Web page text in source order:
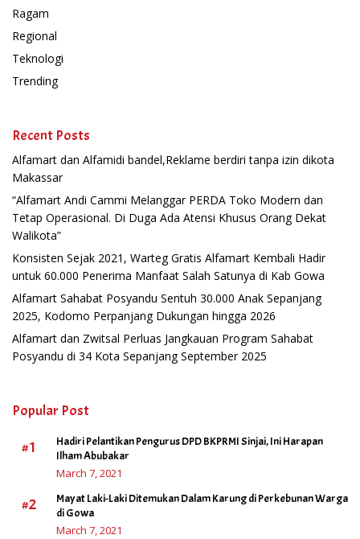
Ragam
Regional
Teknologi
Trending
Recent Posts
Alfamart dan Alfamidi bandel,Reklame berdiri tanpa izin dikota
Makassar
“Alfamart Andi Cammi Melanggar PERDA Toko Modern dan
Tetap Operasional. Di Duga Ada Atensi Khusus Orang Dekat
Walikota”
Konsisten Sejak 2021, Warteg Gratis Alfamart Kembali Hadir
untuk 60.000 Penerima Manfaat Salah Satunya di Kab Gowa
Alfamart Sahabat Posyandu Sentuh 30.000 Anak Sepanjang
2025, Kodomo Perpanjang Dukungan hingga 2026
Alfamart dan Zwitsal Perluas Jangkauan Program Sahabat
Posyandu di 34 Kota Sepanjang September 2025
Popular Post
#1
Hadiri Pelantikan Pengurus DPD BKPRMI Sinjai, Ini Harapan
Ilham Abubakar
March 7, 2021
#2
Mayat Laki-Laki Ditemukan Dalam Karung di Perkebunan Warga
di Gowa
March 7, 2021